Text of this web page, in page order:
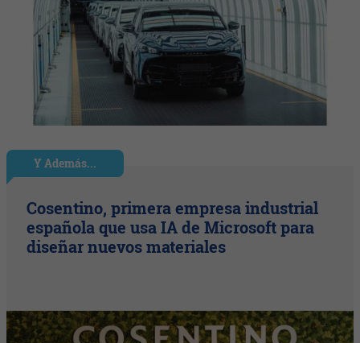
Y Además...
Cosentino, primera empresa industrial
española que usa IA de Microsoft para
diseñar nuevos materiales